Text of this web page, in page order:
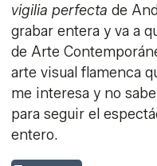
vigilia perfecta de
grabar entera y va a
de Arte
arte visual flamenca
me interesa y no
para seguir el
entero.